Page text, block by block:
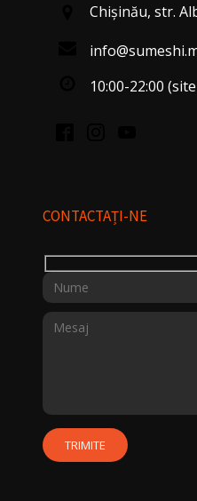
Chişinău, str.
10:00-22:00
CONTACTAȚI-NE